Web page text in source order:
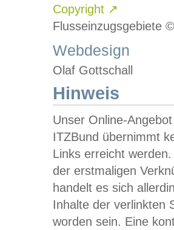
Copyright ↗
Flusseinzugsgebiete
Webdesign
Olaf Gottschall
Hinweis
Unser Online-
ITZBund übernimmt
Links erreicht
der erstmaligen
handelt es sich
Inhalte der verlinkten
worden sein. Eine